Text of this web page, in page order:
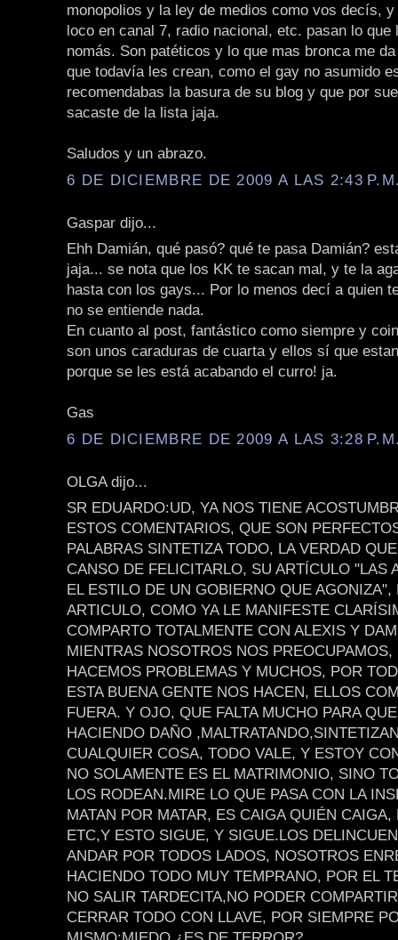
monopolios y la ley de medios como vos decís,
loco en canal 7, radio nacional, etc. pasan lo que
nomás. Son patéticos y lo que mas bronca me
que todavía les crean, como el gay no asumido
recomendabas la basura de su blog y que por
sacaste de la lista jaja.
Saludos y un abrazo.
6 DE DICIEMBRE DE 2009 A LAS 2:43
Gaspar dijo...
Ehh Damián, qué pasó? qué te pasa Damián?
jaja... se nota que los KK te sacan mal, y te la
hasta con los gays... Por lo menos decí a quien
no se entiende nada.
En cuanto al post, fantástico como siempre y
son unos caraduras de cuarta y ellos sí que
porque se les está acabando el curro! ja.
Gas
6 DE DICIEMBRE DE 2009 A LAS 3:28
OLGA dijo...
SR EDUARDO:UD, YA NOS TIENE
ESTOS COMENTARIOS, QUE SON
PALABRAS SINTETIZA TODO, LA VERDAD
CANSO DE FELICITARLO, SU ARTÍCULO "LAS
EL ESTILO DE UN GOBIERNO QUE AGONIZA",
ARTICULO, COMO YA LE MANIFESTE
COMPARTO TOTALMENTE CON ALEXIS Y
MIENTRAS NOSOTROS NOS PREOCUPAMOS,
HACEMOS PROBLEMAS Y MUCHOS, POR
ESTA BUENA GENTE NOS HACEN, ELLOS
FUERA. Y OJO, QUE FALTA MUCHO PARA
HACIENDO DAÑO
CUALQUIER COSA, TODO VALE, Y ESTOY
NO SOLAMENTE ES EL MATRIMONIO, SINO
LOS RODEAN.MIRE LO QUE PASA CON LA
MATAN POR MATAR, ES CAIGA QUIÉN CAIGA,
ETC,Y ESTO SIGUE, Y SIGUE.LOS
ANDAR POR TODOS LADOS, NOSOTROS
HACIENDO TODO MUY TEMPRANO, POR EL
NO SALIR TARDECITA,NO PODER
CERRAR TODO CON LLAVE, POR SIEMPRE